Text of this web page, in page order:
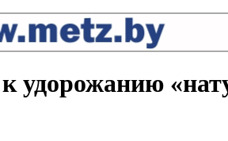
к удорожанию